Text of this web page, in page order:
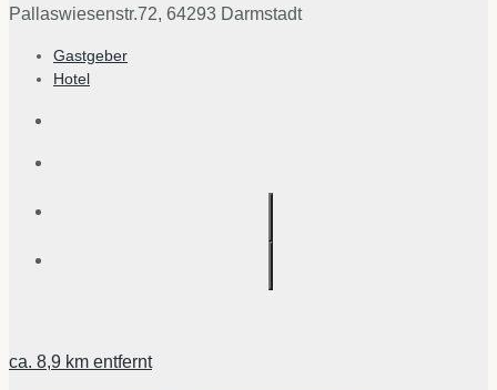
Pallaswiesenstr.72, 64293 Darmstadt
Gastgeber
Hotel
ca. 8,9 km entfernt